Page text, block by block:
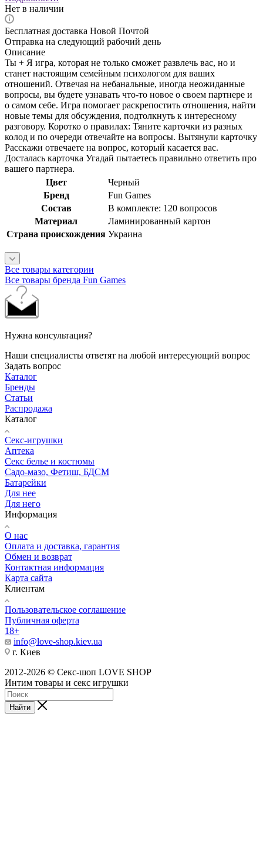
Нет в наличии
Бесплатная доставка Новой Почтой
Отправка на следующий рабочий день
Описание
Ты + Я игра, которая не только сможет развлечь вас, но и
станет настоящим семейным психологом для ваших
отношений. Отвечая на небанальные, иногда неожиданные
вопросы, вы будете узнавать что-то новое о своем партнере и
о самом себе. Игра помогает раскрепостить отношения, найти
новые темы для обсуждения, подтолкнуть к интересному
разговору. Коротко о правилах: Тяните карточки из разных
колод и по очереди отвечайте на вопросы. Вытянули карточку
Расскажи отвечаете на вопрос, который касается вас.
Досталась карточка Угадай пытаетесь правильно ответить про
вашего партнера.
Цвет
Черный
Бренд
Fun Games
Состав
В комплекте: 120 вопросов
Материал
Ламинированный картон
Страна происхождения Украина
Все товары категории
Все товары бренда Fun Games
Нужна консультация?
Наши специалисты ответят на любой интересующий вопрос
Задать вопрос
Каталог
Бренды
Статьи
Распродажа
Каталог
Секс-игрушки
Аптека
Секс белье и костюмы
Садо-мазо, Фетиш, БДСМ
Батарейки
Для нее
Для него
Информация
О нас
Оплата и доставка, гарантия
Обмен и возврат
Контактная информация
Карта сайта
Клиентам
Пользовательское соглашение
Публичная оферта
18+
info@love-shop.kiev.ua
г. Киев
2012-2026 © Секс-шоп LOVE SHOP
Интим товары и секс игрушки
Найти